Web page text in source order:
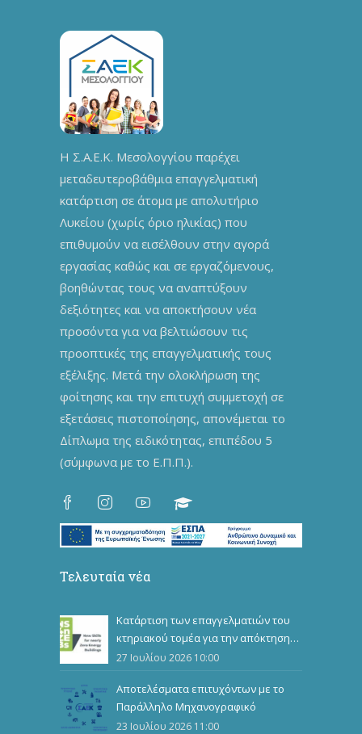
Η Σ.Α.Ε.Κ. Μεσολογγίου παρέχει
μεταδευτεροβάθμια επαγγελματική
κατάρτιση σε άτομα με απολυτήριο
Λυκείου (χωρίς όριο ηλικίας) που
επιθυμούν να εισέλθουν στην αγορά
εργασίας καθώς και σε εργαζόμενους,
βοηθώντας τους να αναπτύξουν
δεξιότητες και να αποκτήσουν νέα
προσόντα για να βελτιώσουν τις
προοπτικές της επαγγελματικής τους
εξέλιξης. Μετά την ολοκλήρωση της
φοίτησης και την επιτυχή συμμετοχή σε
εξετάσεις πιστοποίησης, απονέμεται το
Δίπλωμα της ειδικότητας, επιπέδου 5
(σύμφωνα με το Ε.Π.Π.).
Τελευταία νέα
Κατάρτιση των επαγγελματιών του
κτηριακού τομέα για την απόκτηση
επιπλέον επαγγελματικών
27 Ιουλίου 2026 10:00
Αποτελέσματα επιτυχόντων με το
Παράλληλο Μηχανογραφικό
23 Ιουλίου 2026 11:00